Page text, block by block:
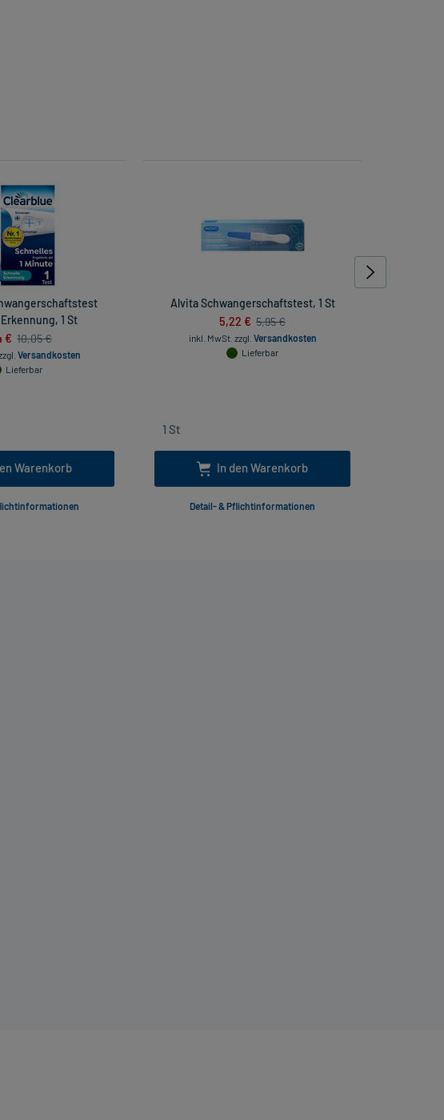
1 St
€ 10,05 €
Versandkosten
Lieferbar
Warenkorb
Alvita Schwangerschaftstest, 1 St
5,22 € 5,95 €
inkl. MwSt. zzgl. Versandkosten
Lieferbar
In den Warenkorb
Detail- & Pflichtinformationen